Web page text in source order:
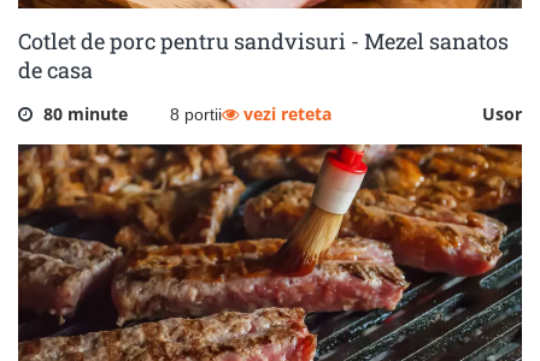
Cotlet de porc pentru sandvisuri - Mezel sanatos
de casa
80 minute 8 portii Usor
vezi reteta